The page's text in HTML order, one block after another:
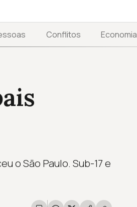
Conflitos Economia
o São Paulo. Sub-17 e